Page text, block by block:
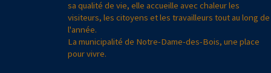
sa qualité de vie, elle accueille avec chaleur les
visiteurs, les citoyens et les travailleurs tout au long de
l'année.
La municipalité de Notre-Dame-des-Bois, une place
pour vivre.